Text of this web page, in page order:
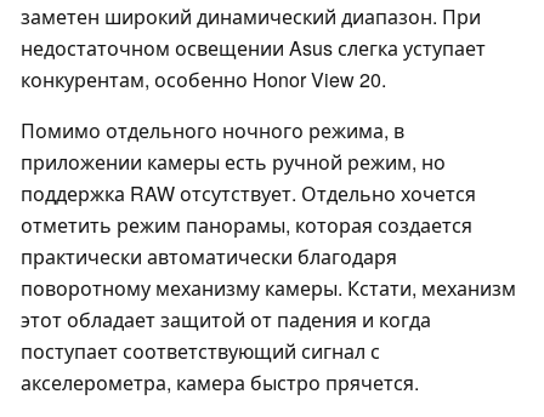
заметен широкий динамический диапазон. При
недостаточном освещении Asus слегка уступает
конкурентам, особенно Honor View 20.
Помимо отдельного ночного режима, в
приложении камеры есть ручной режим, но
поддержка RAW отсутствует. Отдельно хочется
отметить режим панорамы, которая создается
практически автоматически благодаря
поворотному механизму камеры. Кстати, механизм
этот обладает защитой от падения и когда
поступает соответствующий сигнал с
акселерометра, камера быстро прячется.